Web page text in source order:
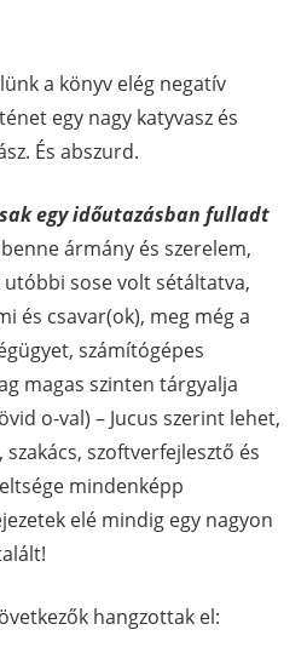
a könyv elég negatív
egy nagy katyvasz és
És abszurd.
egy időutazásban fulladt
ármány és szerelem,
utóbbi sose volt sétáltatva,
és csavar(ok), meg még a
számítógépes
magas szinten tárgyalja
o-val) – Jucus szerint lehet,
szoftverfejlesztő és
mindenképp
elé mindig egy nagyon
hangzottak el: